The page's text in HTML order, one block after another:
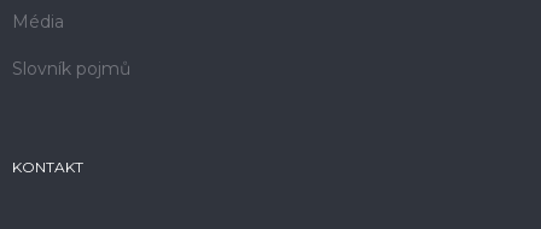
Média
Slovník pojmů
KONTAKT